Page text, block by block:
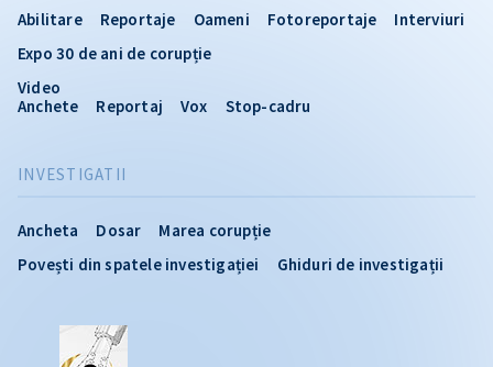
INVESTIGATII
Ancheta Dosar
Marea corupție
Povești din spatele investigației
Ghiduri de investigații
Abilitare Reportaje Oameni Fotoreportaje
Interviuri
Expo 30 de ani de corupție
Video
Anchete
Reportaj Vox Stop-cadru